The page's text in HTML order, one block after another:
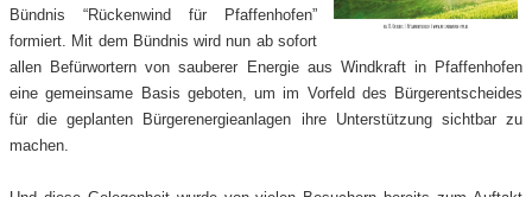
Bündnis “Rückenwind für Pfaffenhofen”
formiert. Mit dem Bündnis wird nun ab sofort
allen Befürwortern von sauberer Energie aus Windkraftin Pfaffenhofen
eine gemeinsame Basis geboten, um im Vorfeld des Bürgerentscheides
für die geplanten Bürgerenergieanlagen ihre Unterstützung sichtbar zu
machen.